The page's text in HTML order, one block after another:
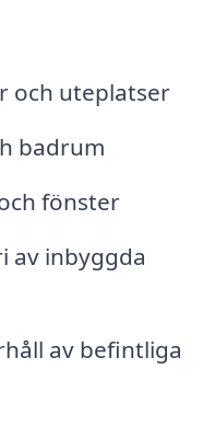
och uteplatser
badrum
fönster
av inbyggda
av befintliga